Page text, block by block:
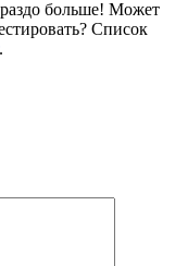
больше! Может
Список
.